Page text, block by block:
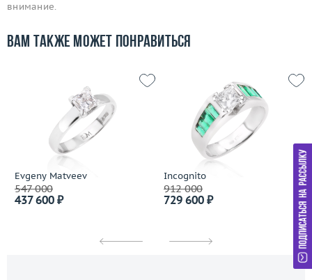
внимание.
Вам также может понравиться
Evgeny Matveev
547 000
437 600 ₽
Incognito
912 000
729 600 ₽